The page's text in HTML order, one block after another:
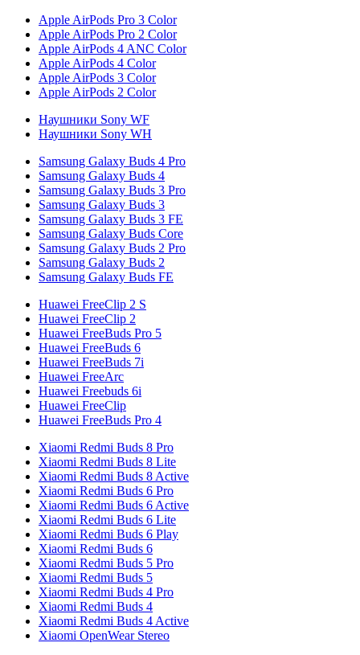
Apple AirPods Pro 3 Color
Apple AirPods Pro 2 Color
Apple AirPods 4 ANC Color
Apple AirPods 4 Color
Apple AirPods 3 Color
Apple AirPods 2 Color
Наушники Sony WF
Наушники Sony WH
Samsung Galaxy Buds 4 Pro
Samsung Galaxy Buds 4
Samsung Galaxy Buds 3 Pro
Samsung Galaxy Buds 3
Samsung Galaxy Buds 3 FE
Samsung Galaxy Buds Core
Samsung Galaxy Buds 2 Pro
Samsung Galaxy Buds 2
Samsung Galaxy Buds FE
Huawei FreeClip 2 S
Huawei FreeClip 2
Huawei FreeBuds Pro 5
Huawei FreeBuds 6
Huawei FreeBuds 7i
Huawei FreeArc
Huawei Freebuds 6i
Huawei FreeClip
Huawei FreeBuds Pro 4
Xiaomi Redmi Buds 8 Pro
Xiaomi Redmi Buds 8 Lite
Xiaomi Redmi Buds 8 Active
Xiaomi Redmi Buds 6 Pro
Xiaomi Redmi Buds 6 Active
Xiaomi Redmi Buds 6 Lite
Xiaomi Redmi Buds 6 Play
Xiaomi Redmi Buds 6
Xiaomi Redmi Buds 5 Pro
Xiaomi Redmi Buds 5
Xiaomi Redmi Buds 4 Pro
Xiaomi Redmi Buds 4
Xiaomi Redmi Buds 4 Active
Xiaomi OpenWear Stereo